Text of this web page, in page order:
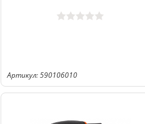
Артикул: 590106010